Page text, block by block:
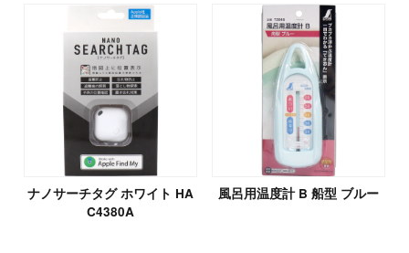
ナノサーチタグ ホワイト HA
C4380A
風呂用温度計 B 船型 ブルー